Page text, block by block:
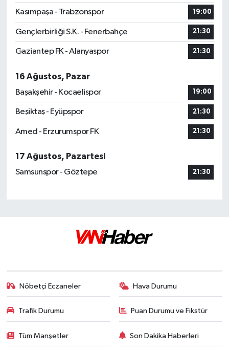
Kasımpaşa - Trabzonspor 19:00
Gençlerbirliği S.K. - Fenerbahçe 21:30
Gaziantep FK - Alanyaspor 21:30
16 Ağustos, Pazar
Başakşehir - Kocaelispor
19:00
Beşiktaş - Eyüpspor 21:30
Amed - Erzurumspor FK 21:30
17 Ağustos, Pazartesi
Samsunspor - Göztepe
21:30
Nöbetçi Eczaneler Hava Durumu
Trafik Durumu Puan Durumu ve Fikstür
Tüm Manşetler Son Dakika Haberleri